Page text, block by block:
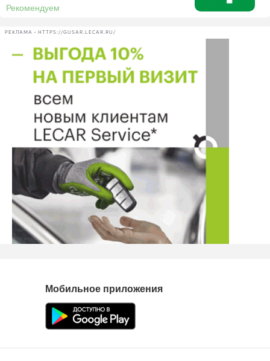
Рекомендуем
РЕКЛАМА • HTTPS://GUSAR.LECAR.RU/
Мобильное приложения